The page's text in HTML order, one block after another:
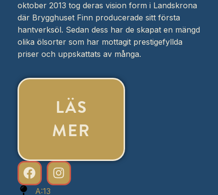
oktober 2013 tog deras vision form i Landskrona
där Brygghuset Finn producerade sitt första
hantverksöl. Sedan dess har de skapat en mängd
olika ölsorter som har mottagit prestigefyllda
priser och uppskattats av många.
LÄS
MER
A:13